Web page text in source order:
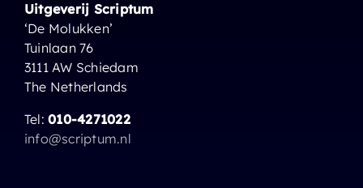
Uitgeverij Scriptum
‘De Molukken’
Tuinlaan 76
3111 AW Schiedam
The Netherlands
Tel:010-4271022
info@scriptum.nl